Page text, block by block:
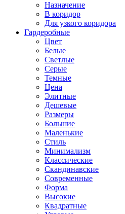
Назначение
В коридор
Для узкого коридора
Гардеробные
Цвет
Белые
Светлые
Серые
Темные
Цена
Элитные
Дешевые
Размеры
Большие
Маленькие
Стиль
Минимализм
Классические
Скандинавские
Современные
Форма
Высокие
Квадратные